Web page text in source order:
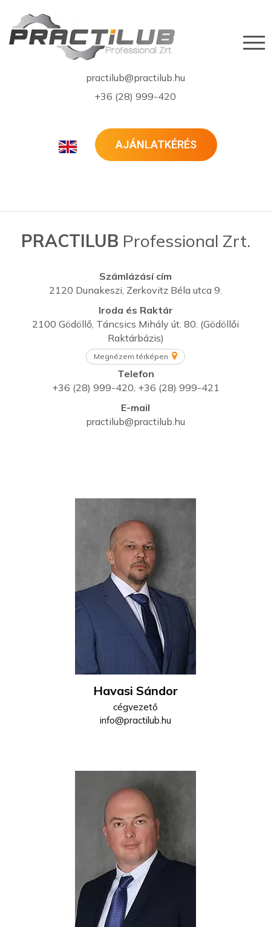
practilub@practilub.hu
+36 (28) 999-420
AJÁNLATKÉRÉS
PRACTILUB Professional Zrt.
Számlázásí cím
2120 Dunakeszi, Zerkovitz Béla utca 9.
Iroda és Raktár
2100 Gödöllő, Táncsics Mihály út. 80. (Gödöllői
Raktárbázis)
Megnézem térképen
Telefon
+36 (28) 999-420, +36 (28) 999-421
E-mail
practilub@practilub.hu
Havasi Sándor
cégvezető
info@practilub.hu